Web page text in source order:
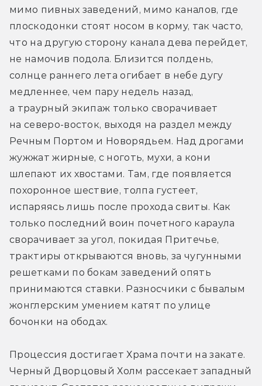
мимо пивных заведений, мимо каналов, где
плоскодонки стоят носом в корму, так часто,
что на другую сторону канала дева перейдет,
не намочив подола. Близится полдень,
солнце раннего лета огибает в небе дугу
медленнее, чем пару недель назад,
а траурный экипаж только сворачивает
на северо-восток, выходя на раздел между
Речным Портом и Новорядьем. Над дрогами
жужжат жирные, с ноготь, мухи, а кони
шлепают их хвостами. Там, где появляется
похоронное шествие, толпа густеет,
испаряясь лишь после прохода свиты. Как
только последний воин почетного караула
сворачивает за угол, покидая Притечье,
трактиры открываются вновь, за чугунными
решетками по бокам заведений опять
принимаются ставки. Разносчики с бывалым
жонглерским умением катят по улице
бочонки на ободах.
Процессия достигает Храма почти на закате.
Черный Дворцовый Холм рассекает западный